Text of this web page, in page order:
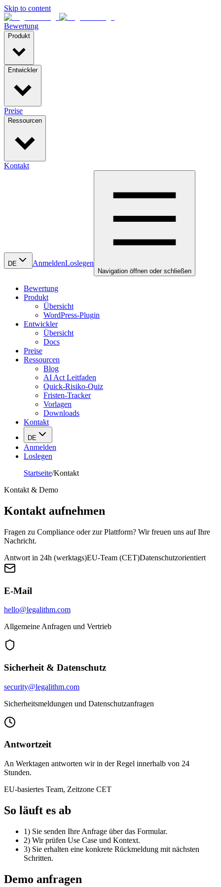
Skip to content
Bewertung
Produkt
Entwickler
Preise
Ressourcen
Kontakt
DE AnmeldenLoslegen
Navigation öffnen oder schließen
Bewertung
Produkt
Übersicht
WordPress-Plugin
Entwickler
Übersicht
Docs
Preise
Ressourcen
Blog
AI Act Leitfaden
Quick-Risiko-Quiz
Fristen-Tracker
Vorlagen
Downloads
Kontakt
DE
Anmelden
Loslegen
Startseite/Kontakt
Kontakt & Demo
Kontakt aufnehmen
Fragen zu Compliance oder zur Plattform? Wir freuen uns auf Ihre
Nachricht.
Antwort in 24h (werktags)EU-Team (CET)Datenschutzorientiert
E-Mail
hello@legalithm.com
Allgemeine Anfragen und Vertrieb
Sicherheit & Datenschutz
security@legalithm.com
Sicherheitsmeldungen und Datenschutzanfragen
Antwortzeit
An Werktagen antworten wir in der Regel innerhalb von 24
Stunden.
EU-basiertes Team, Zeitzone CET
So läuft es ab
1) Sie senden Ihre Anfrage über das Formular.
2) Wir prüfen Use Case und Kontext.
3) Sie erhalten eine konkrete Rückmeldung mit nächsten
Schritten.
Demo anfragen